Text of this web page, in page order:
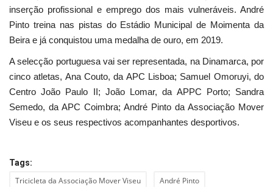
inserção profissional e emprego dos mais vulneráveis. André
Pinto treina nas pistas do Estádio Municipal de Moimenta da
Beira e já conquistou uma medalha de ouro, em 2019.
A selecção portuguesa vai ser representada, na Dinamarca, por
cinco atletas, Ana Couto, da APC Lisboa; Samuel Omoruyi, do
Centro João Paulo II; João Lomar, da APPC Porto; Sandra
Semedo, da APC Coimbra; André Pinto da Associação Mover
Viseu e os seus respectivos acompanhantes desportivos.
Tags:
Tricicleta da Associação Mover Viseu André Pinto